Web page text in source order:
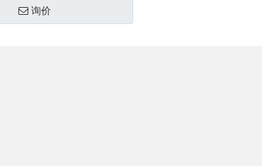
询价